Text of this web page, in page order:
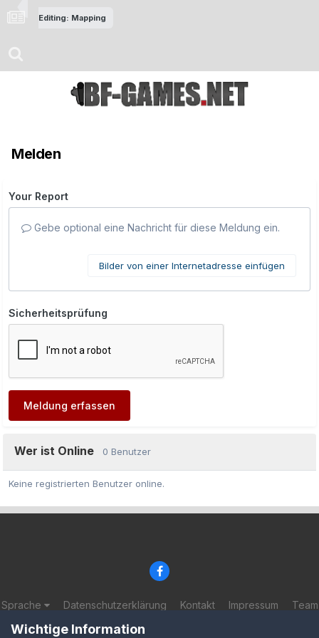
Editing: Mapping
Melden
Your Report
Gebe optional eine Nachricht für diese Meldung ein.
Bilder von einer Internetadresse einfügen
Sicherheitsprüfung
Meldung erfassen
Wer ist Online 0 Benutzer
Keine registrierten Benutzer online.
Sprache Datenschutzerklärung Kontakt Impressum Team
© 2002-2025 BF-Games.net
Powered by Invision Community
Wichtige Information